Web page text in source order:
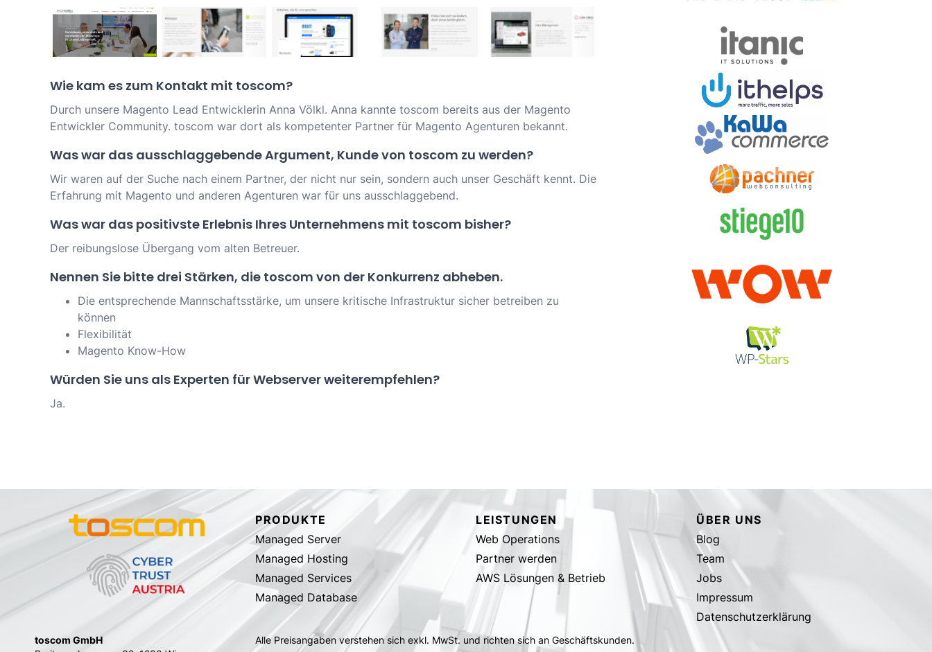
Wie kam es zum Kontakt mit toscom?
Durch unsere Magento Lead Entwicklerin Anna Völkl. Anna kannte toscom bereits aus der Magento
Entwickler Community. toscom war dort als kompetenter Partner für Magento Agenturen bekannt.
Was war das ausschlaggebende Argument, Kunde von toscom zu werden?
Wir waren auf der Suche nach einem Partner, der nicht nur sein, sondern auch unser Geschäft kennt. Die
Erfahrung mit Magento und anderen Agenturen war für uns ausschlaggebend.
Was war das positivste Erlebnis Ihres Unternehmens mit toscom bisher?
Der reibungslose Übergang vom alten Betreuer.
Nennen Sie bitte drei Stärken, die toscom von der Konkurrenz abheben.
Die entsprechende Mannschaftsstärke, um unsere kritische Infrastruktur sicher betreiben zu
können
Flexibilität
Magento Know-How
Würden Sie uns als Experten für Webserver weiterempfehlen?
Ja.
PRODUKTE
Managed Server
Managed Hosting
Managed Services
Managed Database
LEISTUNGEN
Web Operations
Partner werden
AWS Lösungen & Betrieb
ÜBER UNS
Blog
Team
Jobs
Impressum
Datenschutzerklärung
toscom GmbH
Alle Preisangaben verstehen sich exkl. MwSt. und richten sich an Geschäftskunden.